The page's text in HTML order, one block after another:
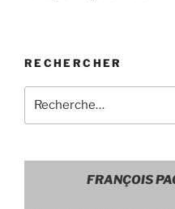
RECHERCHER
pour
FRANÇOIS